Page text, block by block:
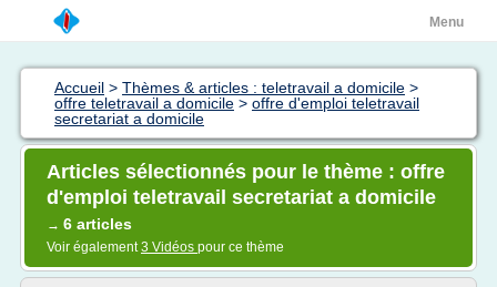
Menu
Accueil > Thèmes & articles : teletravail a domicile >
offre teletravail a domicile > offre d'emploi teletravail
secretariat a domicile
Articles sélectionnés pour le thème : offre
d'emploi teletravail secretariat a domicile
→ 6 articles
Voir également3 Vidéos pour ce thème